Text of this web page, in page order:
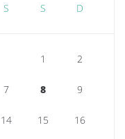
S S D
1 2
7 8 9
14 15 16